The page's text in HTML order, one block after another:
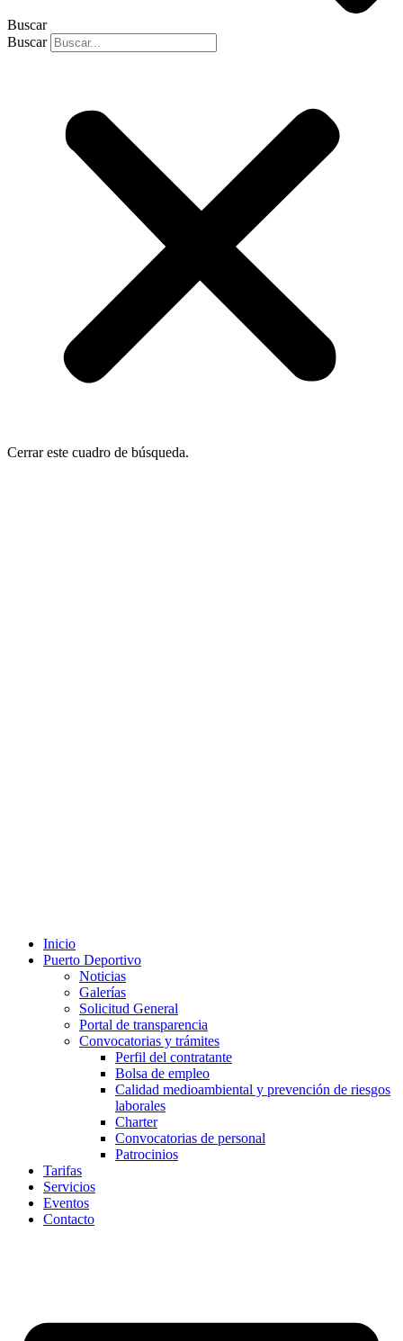
Buscar
Buscar
Cerrar este cuadro de búsqueda.
Inicio
Puerto Deportivo
Noticias
Galerías
Solicitud General
Portal de transparencia
Convocatorias y trámites
Perfil del contratante
Bolsa de empleo
Calidad medioambiental y prevención de riesgos
laborales
Charter
Convocatorias de personal
Patrocinios
Tarifas
Servicios
Eventos
Contacto